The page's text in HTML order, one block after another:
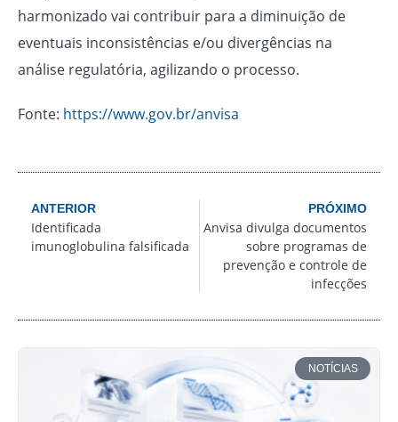
harmonizado vai contribuir para a diminuição de
eventuais inconsistências e/ou divergências na
análise regulatória, agilizando o processo.
Fonte: https://www.gov.br/anvisa
ANTERIOR
Identificada
imunoglobulina falsificada
PRÓXIMO
Anvisa divulga documentos
sobre programas de
prevenção e controle de
infecções
NOTÍCIAS